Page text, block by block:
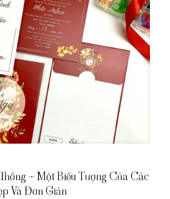
– Một Biểu Tượng Của Các
Và Đơn Giản